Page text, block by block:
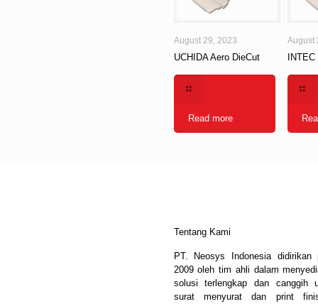
August 29, 2023
UCHIDA Aero DieCut
Read more
August
Tentang Kami
PT. Neosys Indonesia didirikan
2009 oleh tim ahli dalam
solusi terlengkap dan canggih
surat menyurat dan print